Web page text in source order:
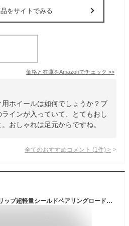
をサイトでみる
価格と在庫をAmazonでチェック >>
ホイールは如何でしょうか？ブ
インが入っていて、とてもおし
おしゃれは足元からですね。
全てのおすすめコメント (1 件) >
40MMフラットスポークストリップ超軽量シールドベアリングロードバイクホイールセット700Cホイール自転車ホイール11スピードC Vブレーキ (青)